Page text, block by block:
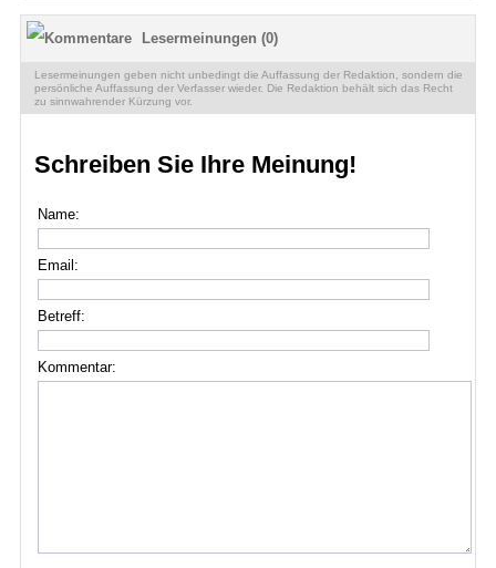
Lesermeinungen (0)
Lesermeinungen geben nicht unbedingt die Auffassung der Redaktion, sondern die
persönliche Auffassung der Verfasser wieder. Die Redaktion behält sich das Recht
zu sinnwahrender Kürzung vor.
Schreiben Sie Ihre Meinung!
Name:
Email:
Betreff:
Kommentar: